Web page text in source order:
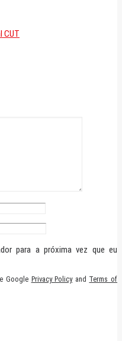
CUT
para a próxima vez que eu
Google Privacy Policyand Terms of